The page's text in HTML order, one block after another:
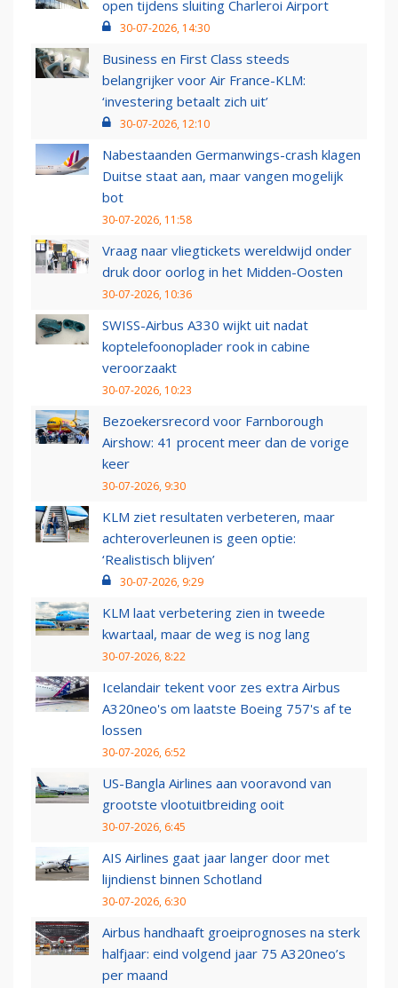
open tijdens sluiting Charleroi Airport
30-07-2026, 14:30
Business en First Class steeds
belangrijker voor Air France-KLM:
‘investering betaalt zich uit’
30-07-2026, 12:10
Nabestaanden Germanwings-crash klagen
Duitse staat aan, maar vangen mogelijk
bot
30-07-2026, 11:58
Vraag naar vliegtickets wereldwijd onder
druk door oorlog in het Midden-Oosten
30-07-2026, 10:36
SWISS-Airbus A330 wijkt uit nadat
koptelefoonoplader rook in cabine
veroorzaakt
30-07-2026, 10:23
Bezoekersrecord voor Farnborough
Airshow: 41 procent meer dan de vorige
keer
30-07-2026, 9:30
KLM ziet resultaten verbeteren, maar
achteroverleunen is geen optie:
‘Realistisch blijven’
30-07-2026, 9:29
KLM laat verbetering zien in tweede
kwartaal, maar de weg is nog lang
30-07-2026, 8:22
Icelandair tekent voor zes extra Airbus
A320neo's om laatste Boeing 757's af te
lossen
30-07-2026, 6:52
US-Bangla Airlines aan vooravond van
grootste vlootuitbreiding ooit
30-07-2026, 6:45
AIS Airlines gaat jaar langer door met
lijndienst binnen Schotland
30-07-2026, 6:30
Airbus handhaaft groeiprognoses na sterk
halfjaar: eind volgend jaar 75 A320neo’s
per maand